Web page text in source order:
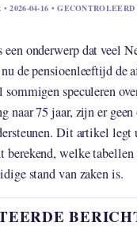
2026-04-16 •
onderwerp dat veel
de pensioenleeftijd de
speculeren
naar 75 jaar, zijn er
Dit artikel legt
welke
stand van zaken is.